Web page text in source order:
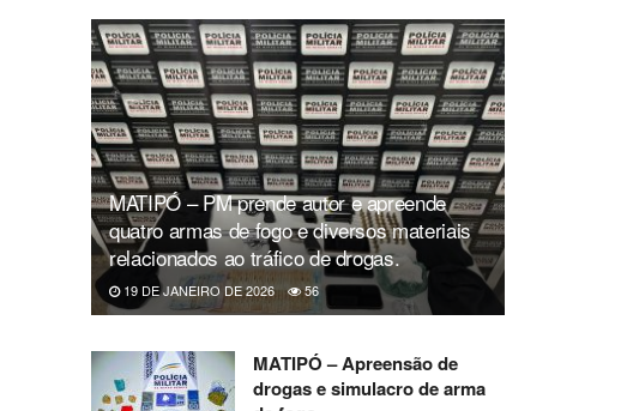
MATIPÓ – PM prende autor e apreende
quatro armas de fogo e diversos materiais
relacionados ao tráfico de drogas.
19 DE JANEIRO DE 2026 56
MATIPÓ – Apreensão de
drogas e simulacro de arma